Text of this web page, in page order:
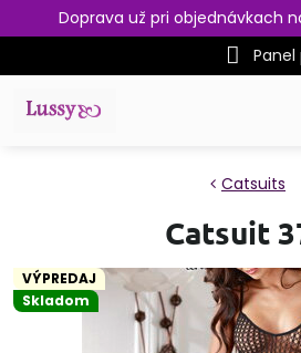
Doprava už pri objednávkach
VÝPREDAJ
Skladom
Catsuits
Catsuit